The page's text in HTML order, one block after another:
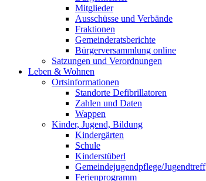
Mitglieder
Ausschüsse und Verbände
Fraktionen
Gemeinderatsberichte
Bürgerversammlung online
Satzungen und Verordnungen
Leben & Wohnen
Ortsinformationen
Standorte Defibrillatoren
Zahlen und Daten
Wappen
Kinder, Jugend, Bildung
Kindergärten
Schule
Kinderstüberl
Gemeindejugendpflege/Jugendtreff
Ferienprogramm